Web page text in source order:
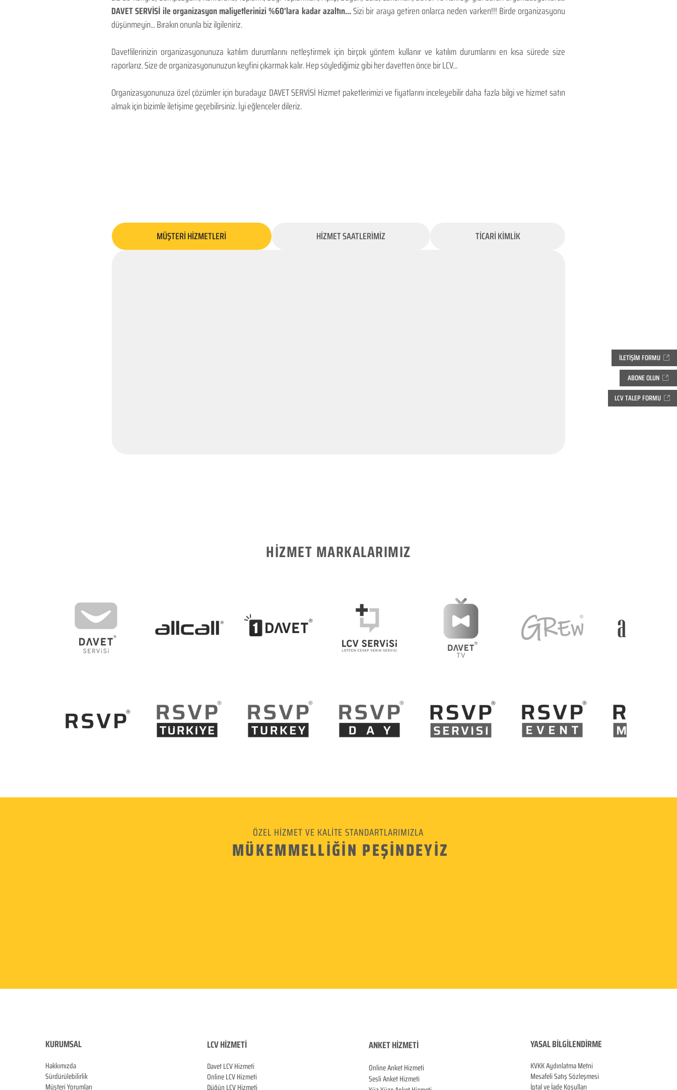
ABONE OLUN
LCV TALEP FORMU
İLETİŞİM FORMU
DAVET SERVİSİ ile organizasyon maliyetlerinizi %60'lara kadar azaltın...Sizi bir araya getiren onlarca neden varken!!! Birde organizasyonu
düşünmeyin... Bırakın onunla biz ilgileniriz.
Davetlilerinizin organizasyonunuza katılım durumlarını netleştirmek için birçok yöntem kullanır ve katılım durumlarını en kısa sürede size
raporlarız. Size de organizasyonunuzun keyfini çıkarmak kalır. Hep söylediğimiz gibi her davetten önce bir LCV...
Organizasyonunuza özel çözümler için buradayız DAVET SERVİSİ Hizmet paketlerimizi ve fiyatlarını inceleyebilir daha fazla bilgi ve hizmet satın
almak için bizimle iletişime geçebilirsiniz. İyi eğlenceler dileriz.
MÜŞTERİ HİZMETLERİ HİZMET SAATLERİMİZ TİCARİ KİMLİK
HİZMET MARKALARIMIZ
ÖZEL HİZMET VE KALİTE STANDARTLARIMIZLA
MÜKEMMELLİĞİN PEŞİNDEYİZ
KURUMSAL
Hakkımızda
Sürdürülebilirlik
Müşteri Yorumları
LCV HİZMETİ
Davet LCV Hizmeti
Online LCV Hizmeti
ANKET HİZMETİ
Online Anket Hizmeti
Sesli Anket Hizmeti
YASAL BİLGİLENDİRME
KVKK AydınlatmaMetni
Mesafeli Satış Sözleşmesi
İptal ve İade Koşulları